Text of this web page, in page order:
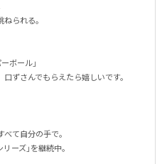
られる。
ボール」
ずさんでもらえたら嬉しいです。
て自分の手で。
ーズ」を継続中。